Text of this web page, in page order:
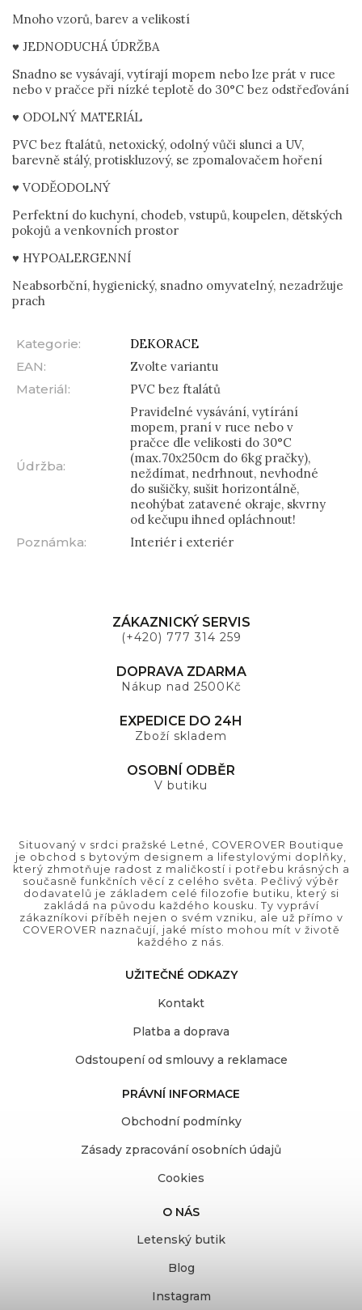
Mnoho vzorů, barev a velikostí
♥ JEDNODUCHÁ ÚDRŽBA
Snadno se vysávají, vytírají mopem nebo lze prát v ruce
nebo v pračce při nízké teplotě do 30°C bez odstřeďování
♥ ODOLNÝ MATERIÁL
PVC bez ftalátů, netoxický, odolný vůči slunci a UV,
barevně stálý, protiskluzový, se zpomalovačem hoření
♥ VODĚODOLNÝ
Perfektní do kuchyní, chodeb, vstupů, koupelen, dětských
pokojů a venkovních prostor
♥ HYPOALERGENNÍ
Neabsorbční, hygienický, snadno omyvatelný, nezadržuje
prach
Kategorie:
DEKORACE
EAN:
Zvolte variantu
Materiál: PVC bez ftalátů
Údržba:
Pravidelné vysávání, vytírání
mopem, praní v ruce nebo v
pračce dle velikosti do 30°C
(max.70x250cm do 6kg pračky),
neždímat, nedrhnout, nevhodné
do sušičky, sušit horizontálně,
neohýbat zatavené okraje, skvrny
od kečupu ihned opláchnout!
Poznámka: Interiér i exteriér
ZÁKAZNICKÝ SERVIS
(+420) 777 314 259
DOPRAVA ZDARMA
Nákup nad 2500Kč
EXPEDICE DO 24H
Zboží skladem
OSOBNÍ ODBĚR
V butiku
Situovaný v srdci pražské Letné, COVEROVER Boutique
je obchod s bytovým designem a lifestylovými doplňky,
který zhmotňuje radost z maličkostí i potřebu krásných a
současně funkčních věcí z celého světa. Pečlivý výběr
dodavatelů je základem celé filozofie butiku, který si
zakládá na původu každého kousku. Ty vypráví
zákazníkovi příběh nejen o svém vzniku, ale už přímo v
COVEROVER naznačují, jaké místo mohou mít v životě
každého z nás.
UŽITEČNÉ ODKAZY
Kontakt
Platba a doprava
Odstoupení od smlouvy a reklamace
PRÁVNÍ INFORMACE
Obchodní podmínky
Zásady zpracování osobních údajů
Cookies
O NÁS
Letenský butik
Blog
Instagram